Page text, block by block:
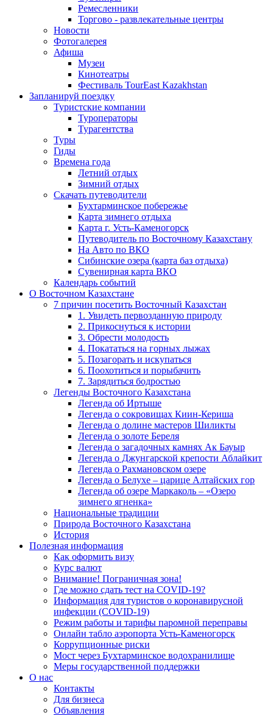
Ремесленники
Торгово - развлекательные центры
Новости
Фотогалерея
Афиша
Музеи
Кинотеатры
Фестиваль TourEast Kazakhstan
Запланируй поездку
Туристские компании
Туроператоры
Турагентства
Туры
Гиды
Времена года
Летний отдых
Зимний отдых
Скачать путеводители
Бухтарминское побережье
Карта зимнего отдыха
Карта г. Усть-Каменогорск
Путеводитель по Восточному Казахстану
На Авто по ВКО
Сибинские озера (карта баз отдыха)
Сувенирная карта ВКО
Календарь событий
О Восточном Казахстане
7 причин посетить Восточный Казахстан
1. Увидеть первозданную природу
2. Прикоснуться к истории
3. Обрести молодость
4. Покататься на горных лыжах
5. Позагорать и искупаться
6. Поохотиться и порыбачить
7. Зарядиться бодростью
Легенды Восточного Казахстана
Легенда об Иртыше
Легенда о сокровищах Киин-Кериша
Легенда о долине мастеров Шиликты
Легенда о золоте Береля
Легенда о загадочных камнях Ак Бауыр
Легенда о Джунгарской крепости Аблайкит
Легенда о Рахмановском озере
Легенда о Белухе – царице Алтайских гор
Легенда об озере Маркаколь – «Озеро
зимнего ягненка»
Национальные традиции
Природа Восточного Казахстана
История
Полезная информация
Как оформить визу
Курс валют
Внимание! Пограничная зона!
Где можно сдать тест на COVID-19?
Информация для туристов о коронавирусной
инфекции (COVID-19)
Режим работы и тарифы паромной переправы
Онлайн табло аэропорта Усть-Каменогорск
Коррупционные риски
Мост через Бухтарминское водохранилище
Меры государственной поддержки
О нас
Контакты
Для бизнеса
Объявления